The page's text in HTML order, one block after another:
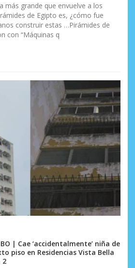
más grande que envuelve a los
de Egipto es, ¿cómo fue
construir estas …Pirámides de
con “Máquinas q
| Cae ‘accidentalmente’ niña de
piso en Residencias Vista Bella
2